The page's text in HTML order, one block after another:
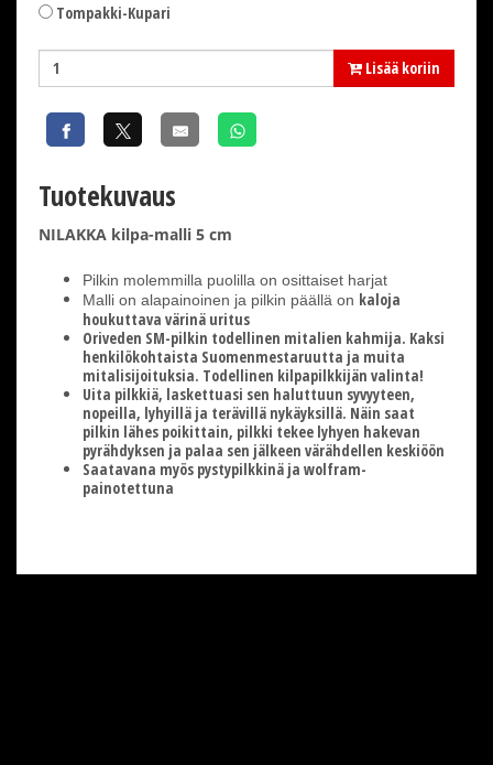
Tompakki-Kupari
Lisää koriin
Tuotekuvaus
NILAKKA kilpa-malli 5 cm
Pilkin molemmilla puolilla on osittaiset harjat
Malli on alapainoinen ja pilkin päällä on kaloja
houkuttava värinä uritus
Oriveden SM-pilkin todellinen mitalien kahmija. Kaksi
henkilökohtaista Suomenmestaruutta ja muita
mitalisijoituksia. Todellinen kilpapilkkijän valinta!
Uita pilkkiä, laskettuasi sen haluttuun syvyyteen,
nopeilla, lyhyillä ja terävillä nykäyksillä. Näin saat
pilkin lähes poikittain, pilkki tekee lyhyen hakevan
pyrähdyksen ja palaa sen jälkeen värähdellen keskiöön
Saatavana myös pystypilkkinä ja wolfram-
painotettuna